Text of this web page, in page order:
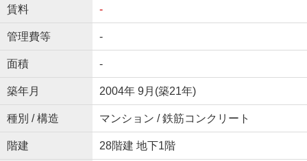
賃料 -
管理費等 -
面積 -
築年月 2004年 9月(築21年)
種別 / 構造 マンション / 鉄筋コンクリート
階建 28階建 地下1階